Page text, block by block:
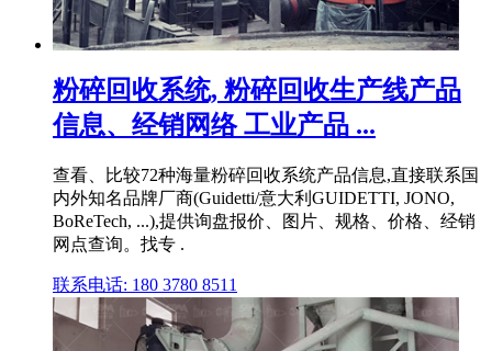
粉碎回收系统, 粉碎回收生产线产品
信息、经销网络 工业产品 ...
查看、比较72种海量粉碎回收系统产品信息,直接联系国
内外知名品牌厂商(Guidetti/意大利GUIDETTI, JONO,
BoReTech, ...),提供询盘报价、图片、规格、价格、经销
网点查询。找专 .
联系电话: 180 3780 8511